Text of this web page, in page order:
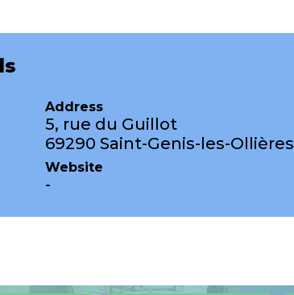
Address
5, rue du Guillot
69290 Saint-Genis-les-Ollières
Website
-